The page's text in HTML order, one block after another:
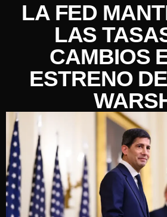
LA FED
LAS
CAMBIOS
ESTRENO